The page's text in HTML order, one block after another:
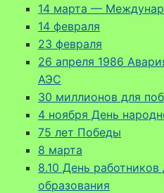
14 марта —
14 февраля
23 февраля
26 апреля 1986
АЭС
30 миллионов для
4 ноября День
75 лет Победы
8 марта
8.10 День работников
образования